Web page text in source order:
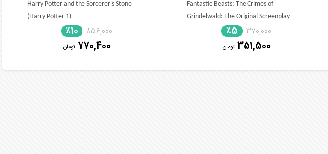
Fantastic Beasts: The Crimes of
Grindelwald: The Original Screenplay
370,000
٪5
351,500 تومان
Harry Potter and the Sorcerer's Stone
(Harry Potter 1)
856,000
٪10
770,400 تومان